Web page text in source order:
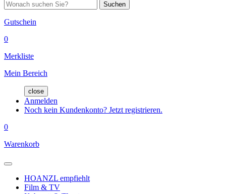
Suchen
Gutschein
0
Merkliste
Mein Bereich
close
Anmelden
Noch kein Kundenkonto? Jetzt registrieren.
0
Warenkorb
HOANZL empfiehlt
Film & TV